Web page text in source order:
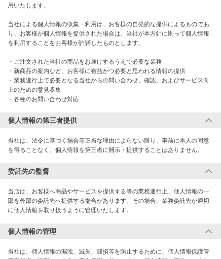
用いたします。
当社による個人情報の収集・利用は、お客様の自発的な提供によるものであ
り、お客様が個人情報を提供された場合は、当社が本方針に則って個人情報
を利用することをお客様が許諾したものとします。
・ご注文された当社の商品をお届けするうえで必要な業務
・新商品の案内など、お客様に有益かつ必要と思われる情報の提供
・業務遂行上で必要となる当社からの問い合わせ、確認、およびサービス向
上のための意見収集
・各種のお問い合わせ対応
個人情報の第三者提供
当社は、法令に基づく場合等正当な理由によらない限り、事前に本人の同意
を得ることなく、個人情報を第三者に開示・提供することはありません。
委託先の監督
当店は、お客様へ商品やサービスを提供する等の業務遂行上、個人情報の一
部を外部の委託先へ提供する場合があります。その場合、業務委託先が適切
に個人情報を取り扱うように管理いたします。
個人情報の管理
当社は、個人情報の漏洩、滅失、毀損等を防止するために、個人情報保護管